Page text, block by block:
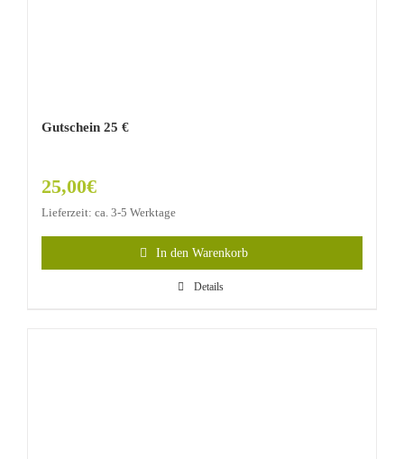
Gutschein 25 €
25,00€
Lieferzeit: ca. 3-5 Werktage
In den Warenkorb
Details